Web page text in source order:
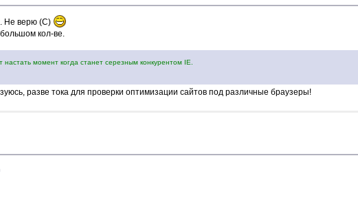
Не верю (С)
кол-ве.
момент когда станет серезным конкурентом IE.
разве тока для проверки оптимизации сайтов под различные браузеры!